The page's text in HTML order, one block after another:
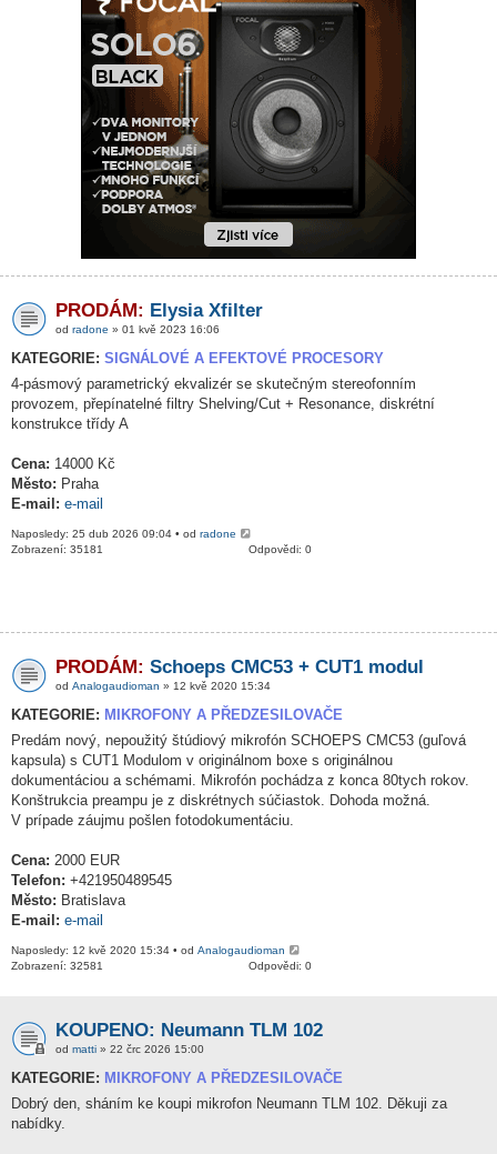
PRODÁM: Elysia Xfilter
od radone » 01 kvě 2023 16:06
KATEGORIE: SIGNÁLOVÉ A EFEKTOVÉ PROCESORY
4-pásmový parametrický ekvalizér se skutečným stereofonním
provozem, přepínatelné filtry Shelving/Cut + Resonance, diskrétní
konstrukce třídy A
Cena: 14000 Kč
Město: Praha
E-mail: e-mail
Naposledy: 25 dub 2026 09:04 • od radone
Odpovědi: 0
Zobrazení: 35181
PRODÁM: Schoeps CMC53 + CUT1 modul
od Analogaudioman » 12 kvě 2020 15:34
KATEGORIE: MIKROFONY A PŘEDZESILOVAČE
Predám nový, nepoužitý štúdiový mikrofón SCHOEPS CMC53 (guľová
kapsula) s CUT1 Modulom v originálnom boxe s originálnou
dokumentáciou a schémami. Mikrofón pochádza z konca 80tych rokov.
Konštrukcia preampu je z diskrétnych súčiastok. Dohoda možná.
V prípade záujmu pošlen fotodokumentáciu.
Cena: 2000 EUR
Telefon: +421950489545
Město: Bratislava
E-mail: e-mail
Naposledy: 12 kvě 2020 15:34 • od Analogaudioman
Odpovědi: 0
Zobrazení: 32581
KOUPENO: Neumann TLM 102
od matti » 22 črc 2026 15:00
KATEGORIE: MIKROFONY A PŘEDZESILOVAČE
Dobrý den, sháním ke koupi mikrofon Neumann TLM 102. Děkuji za
nabídky.